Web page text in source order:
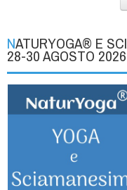
NATURYOGA® E SCIAMANESIMO IN MONTAGNA |
28-30 AGOSTO 2026